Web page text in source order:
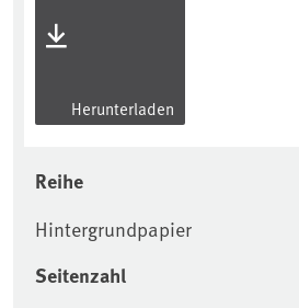
Herunterladen
Reihe
Hintergrundpapier
Seitenzahl